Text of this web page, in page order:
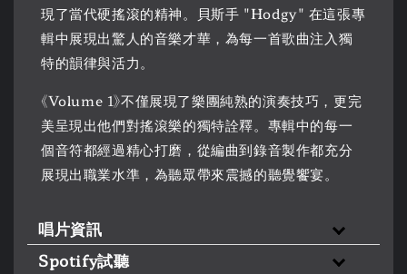
現了當代硬搖滾的精神。貝斯手 "Hodgy" 在這張專
輯中展現出驚人的音樂才華，為每一首歌曲注入獨
特的韻律與活力。
《Volume 1》不僅展現了樂團純熟的演奏技巧，更完
美呈現出他們對搖滾樂的獨特詮釋。專輯中的每一
個音符都經過精心打磨，從編曲到錄音製作都充分
展現出職業水準，為聽眾帶來震撼的聽覺饗宴。
唱片資訊
Spotify試聽